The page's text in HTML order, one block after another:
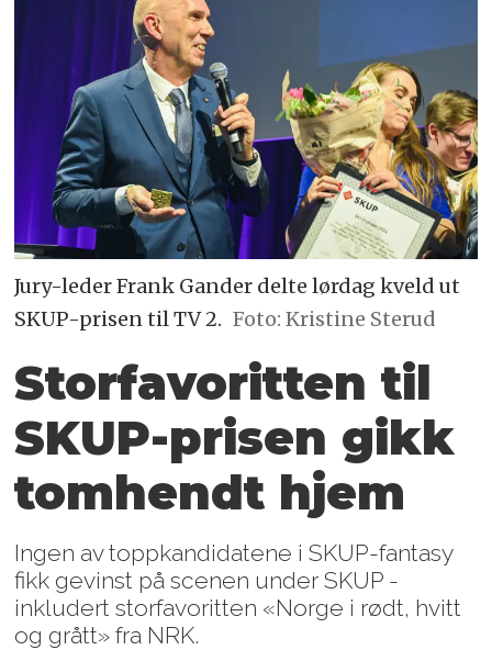
Jury-leder Frank Gander delte lørdag kveld ut
SKUP-prisen til TV 2. Foto: Kristine Sterud
Storfavoritten til
SKUP-prisen gikk
tomhendt hjem
Ingen av toppkandidatene i SKUP-fantasy
fikk gevinst på scenen under SKUP -
inkludert storfavoritten «Norge i rødt, hvitt
og grått» fra NRK.